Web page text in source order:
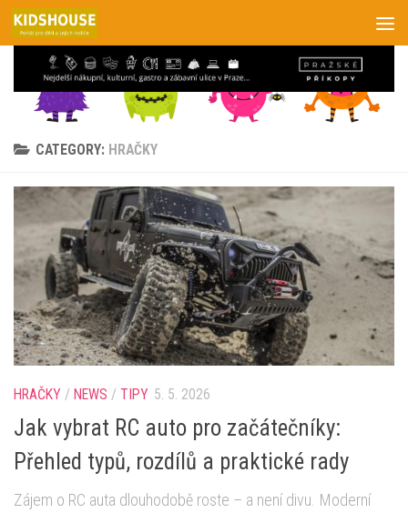
Skip to content
CATEGORY: HRAČKY
HRAČKY / NEWS / TIPY 5. 5. 2026
Jak vybrat RC auto pro začátečníky:
Přehled typů, rozdílů a praktické rady
Zájem o RC auta dlouhodobě roste – a není divu. Moderní